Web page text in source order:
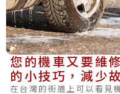
您的機車又要維
的小技巧，減少
火、漏油、拋錨
在台灣的街道上可以看見